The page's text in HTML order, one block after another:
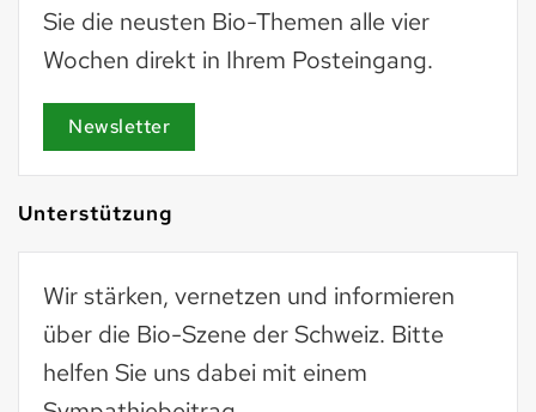
Sie die neusten Bio-Themen alle vier
Wochen direkt in Ihrem Posteingang.
Newsletter
Unterstützung
Wir stärken, vernetzen und informieren
über die Bio-Szene der Schweiz. Bitte
helfen Sie uns dabei mit einem